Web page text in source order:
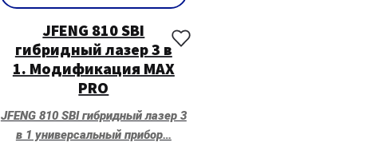
JFENG 810 SBI
гибридный лазер 3 в
1. Модификация MAX
PRO
JFENG 810 SBI гибридный лазер 3
в 1 универсальный прибор…